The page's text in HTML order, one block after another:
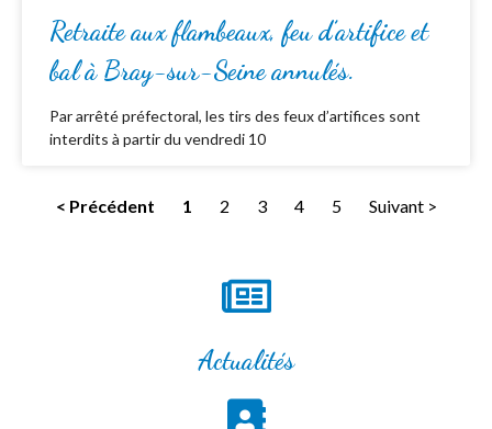
Retraite aux flambeaux, feu d’artifice et
bal à Bray-sur-Seine annulés.
Par arrêté préfectoral, les tirs des feux d’artifices sont
interdits à partir du vendredi 10
< Précédent 1 2 3 4 5 Suivant >
Actualités